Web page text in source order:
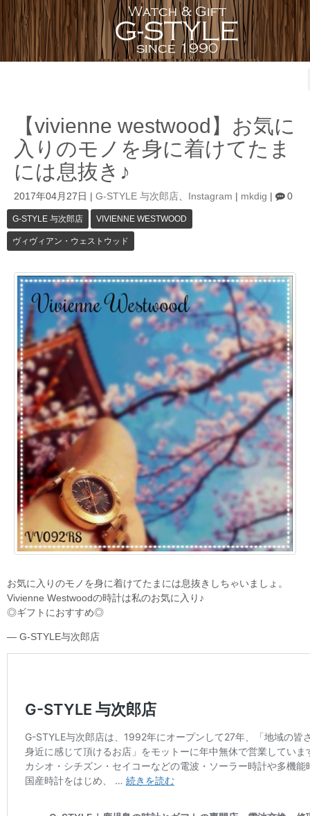
【vivienne westwood】お気に
入りのモノを身に着けてたま
には息抜き♪
2017年04月27日 | G-STYLE 与次郎店 Instagram | mkdig | 0
G-STYLE 与次郎店 VIVIENNE WESTWOOD
ヴィヴィアン・ウェストウッド
お気に入りのモノを身に着けてたまには息抜きしちゃいましょ。
Vivienne Westwoodの時計は私のお気に入り♪
◎ギフトにおすすめ◎
― G-STYLE与次郎店